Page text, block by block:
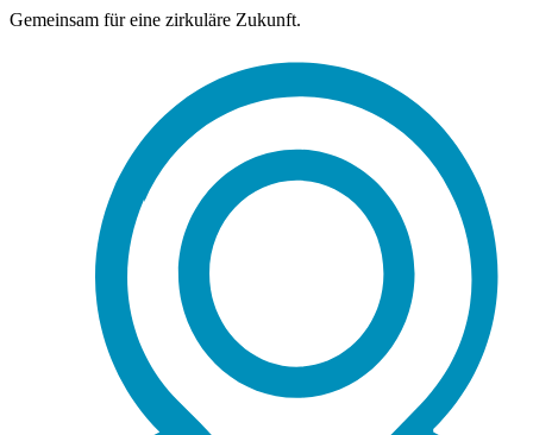
Gemeinsam für eine zirkuläre Zukunft.